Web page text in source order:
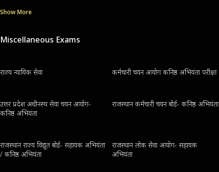
Show More
Miscellaneous Exams
राज्य न्यायिक सेवा कर्मचारी चयन आयोग कनिष्ठ अभियंता परीक्षा
उत्तर प्रदेश अधीनस्थ सेवा चयन आयोग-
कनिष्ठ अभियंता
राजस्थान कर्मचारी चयन बोर्ड- कनिष्ठ अभियंता
राजस्थान राज्य विद्युत बोर्ड- सहायक अभियंता
/ कनिष्ठ अभियंता
राजस्थान लोक सेवा आयोग- सहायक
अभियंता